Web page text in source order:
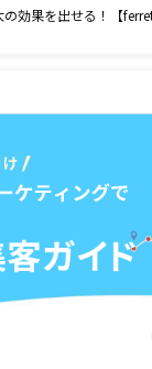
効果を出せる！【